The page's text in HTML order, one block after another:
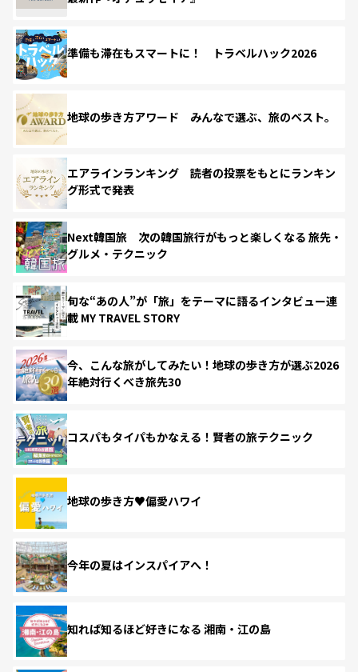
準備も滞在もスマートに！ トラベルハック2026
地球の歩き方アワード みんなで選ぶ、旅のベスト。
エアラインランキング 読者の投票をもとにランキン
グ形式で発表
Next韓国旅 次の韓国旅行がもっと楽しくなる 旅先・
グルメ・テクニック
旬な“あの人”が「旅」をテーマに語るインタビュー連
載 MY TRAVEL STORY
今、こんな旅がしてみたい！地球の歩き方が選ぶ2026
年絶対行くべき旅先30
コスパもタイパもかなえる！賢者の旅テクニック
地球の歩き方♥偏愛ハワイ
今年の夏はインスパイアへ！
知れば知るほど好きになる 湘南・江の島